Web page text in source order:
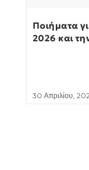
Ποιήματα
2026 και
30 Απριλίου,